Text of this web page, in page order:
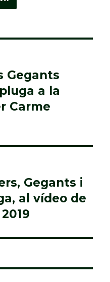
Gegants
a la
Carme
Gegants i
al vídeo de